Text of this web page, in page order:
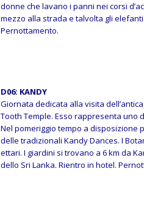
donne che lavano i panni nei corsi
mezzo alla strada e talvolta gli
Pernottamento.
D06: KANDY
Giornata dedicata alla visita
Tooth Temple. Esso rappresenta uno
Nel pomeriggio tempo a disposizione
delle tradizionali Kandy Dances. I
ettari. I giardini si trovano a 6 km da
dello Sri Lanka. Rientro in hotel.